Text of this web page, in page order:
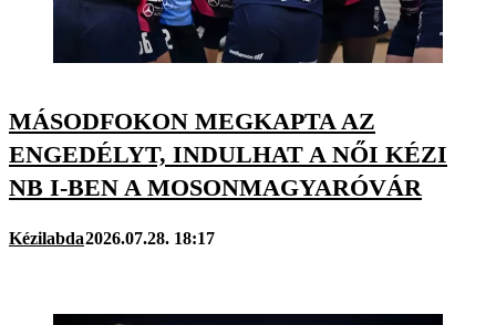
MÁSODFOKON MEGKAPTA AZ
ENGEDÉLYT, INDULHAT A NŐI KÉZI
NB I-BEN A MOSONMAGYARÓVÁR
Kézilabda2026.07.28. 18:17